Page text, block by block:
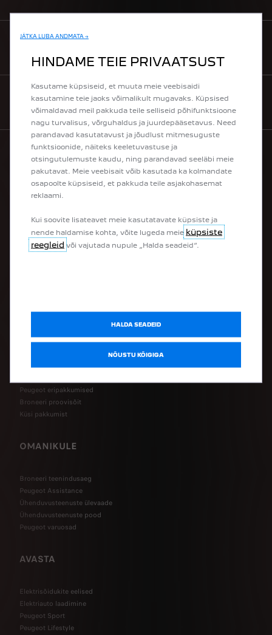
OSTA VEEBIST
PEUGEOT MUDELIVALIK
Pistikhübriidid
Hübriidid
Linnamaasturid
Luukpärad
Osta tarbesõiduk e-poest
Peugeot eripakkumised
Broneeri proovisõit
Küsi pakkumist
OMANIKULE
Broneeri teenindusaeg
Peugeot Assistance
Ühenduvusteenuste ülevaade
Ühenduvusteenuste pood
Peugeot varuosad
AVASTA
Elektrisõidukite eelised
Elektriauto laadimine
Peugeot Sport
Peugeot Lifestyle
JÄTKA LUBA ANDMATA →
HINDAME TEIE PRIVAATSUST
Kasutame küpsiseid, et muuta meie veebisaidi
kasutamine teie jaoks võimalikult mugavaks. Küpsised
võimaldavad meil pakkuda teile selliseid põhifunktsioone
nagu turvalisus, võrguhaldus ja juurdepääsetavus. Need
parandavad kasutatavust ja jõudlust mitmesuguste
funktsioonide, näiteks keeletuvastuse ja
otsingutulemuste kaudu, ning parandavad seeläbi meie
pakutavat. Meie veebisait võib kasutada ka kolmandate
osapoolte küpsiseid, et pakkuda teile asjakohasemat
reklaami.
Kui soovite lisateavet meie kasutatavate küpsiste ja
nende haldamise kohta, võite lugeda meie küpsiste
reegleid või vajutada nupule „Halda seadeid“.
HALDA SEADEID
NÕUSTU KÕIGIGA